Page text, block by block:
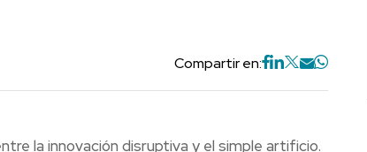
Compartir en:
la innovación disruptiva y el simple artificio.